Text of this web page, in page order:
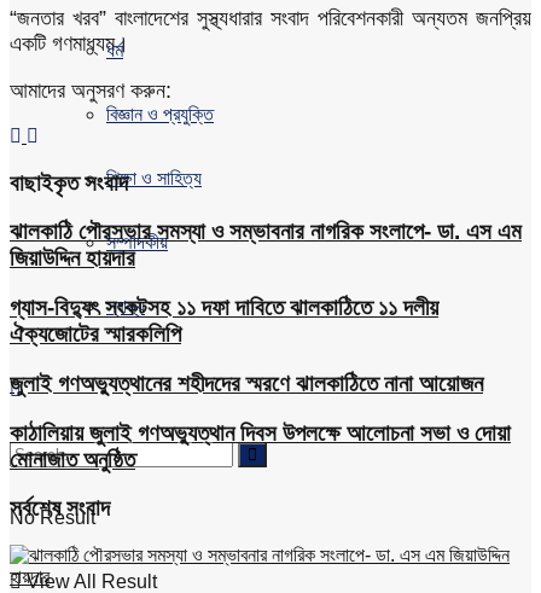
ধর্ম
বিজ্ঞান ও প্রযুক্তি
শিক্ষা ও সাহিত্য
সম্পাদকীয়
স্বাস্থ্য
No Result
View All Result
“জনতার খরব” বাংলাদেশের সুস্থ্যধারার সংবাদ পরিবেশনকারী অন্যতম জনপ্রিয়
একটি গণমাধ্যম।
আমাদের অনুসরণ করুন:
বাছাইকৃত সংবাদ
ঝালকাঠি পৌরসভার সমস্যা ও সম্ভাবনার নাগরিক সংলাপে- ডা. এস এম
জিয়াউদ্দিন হায়দার
গ্যাস-বিদ্যুৎ সংকটসহ ১১ দফা দাবিতে ঝালকাঠিতে ১১ দলীয়
ঐক্যজোটের স্মারকলিপি
জুলাই গণঅভ্যুত্থানের শহীদদের স্মরণে ঝালকাঠিতে নানা আয়োজন
কাঠালিয়ায় জুলাই গণঅভ্যুত্থান দিবস উপলক্ষে আলোচনা সভা ও দোয়া
মোনাজাত অনুষ্ঠিত
সর্বশেষ সংবাদ